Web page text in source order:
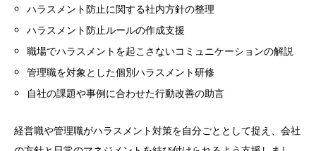
ハラスメント防止に関する社内方針の整理
ハラスメント防止ルールの作成支援
職場でハラスメントを起こさないコミュニケーションの解説
管理職を対象とした個別ハラスメント研修
自社の課題や事例に合わせた行動改善の助言
経営職や管理職がハラスメント対策を自分ごととして捉え、会社